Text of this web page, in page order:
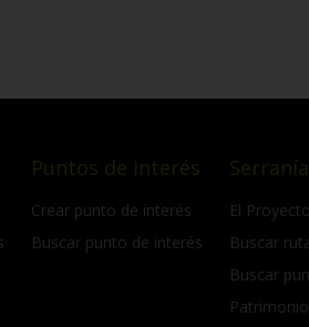
Puntos de interés
Crear punto de interés
Buscar punto de interés
El Proyecto
Buscar
Buscar